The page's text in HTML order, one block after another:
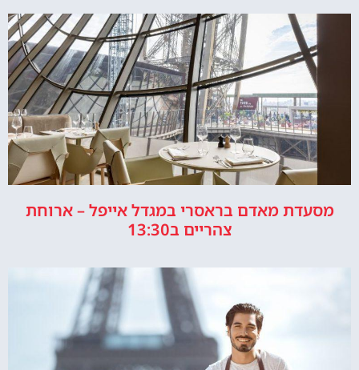
מסעדת מאדם בראסרי במגדל אייפל – ארוחת
צהריים ב13:30